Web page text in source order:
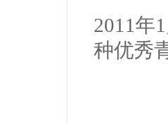
2011年
种优秀